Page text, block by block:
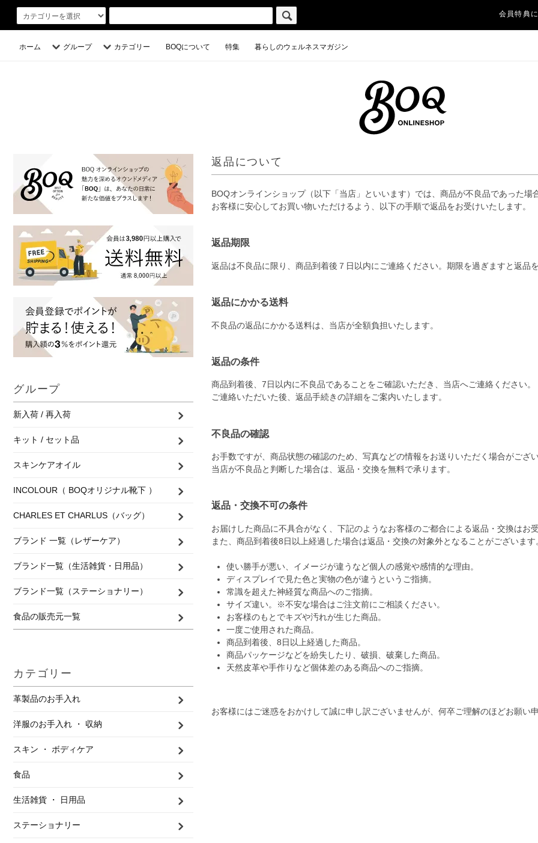
会員特典
ホーム グループ カテゴリー BOQについて 特集 暮らしのウェルネスマガジン
返品について
BOQオンラインショップ（以下「当店」といいます）では、商品が不良品であった場
お客様に安心してお買い物いただけるよう、以下の手順で返品をお受けいたします。
返品期限
返品は不良品に限り、商品到着後７日以内にご連絡ください。期限を過ぎますと返品
返品にかかる送料
不良品の返品にかかる送料は、当店が全額負担いたします。
返品の条件
商品到着後、7日以内に不良品であることをご確認いただき、当店へご連絡ください。
ご連絡いただいた後、返品手続きの詳細をご案内いたします。
不良品の確認
お手数ですが、商品状態の確認のため、写真などの情報をお送りいただく場合がござい
当店が不良品と判断した場合は、返品・交換を無料で承ります。
返品・交換不可の条件
お届けした商品に不具合がなく、下記のようなお客様のご都合による返品・交換はお
また、商品到着後8日以上経過した場合は返品・交換の対象外となることがございます
使い勝手が悪い、イメージが違うなど個人の感覚や感情的な理由。
ディスプレイで見た色と実物の色が違うというご指摘。
常識を超えた神経質な商品へのご指摘。
サイズ違い。※不安な場合はご注文前にご相談ください。
お客様のもとでキズや汚れが生じた商品。
一度ご使用された商品。
商品到着後、8日以上経過した商品。
商品パッケージなどを紛失したり、破損、破棄した商品。
天然皮革や手作りなど個体差のある商品へのご指摘。
お客様にはご迷惑をおかけして誠に申し訳ございませんが、何卒ご理解のほどお願い申
グループ
新入荷 / 再入荷
キット / セット品
スキンケアオイル
INCOLOUR（ BOQオリジナル靴下 ）
CHARLES ET CHARLUS（バッグ）
ブランド 一覧（レザーケア）
ブランド一覧（生活雑貨・日用品）
ブランド一覧（ステーショナリー）
食品の販売元一覧
カテゴリー
革製品のお手入れ
洋服のお手入れ ・ 収納
スキン ・ ボディケア
食品
生活雑貨 ・ 日用品
ステーショナリー